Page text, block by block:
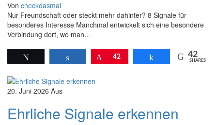
Von checkdasmal
Nur Freundschaft oder steckt mehr dahinter? 8 Signale für
besonderes Interesse Manchmal entwickelt sich eine besondere
Verbindung dort, wo man…
Pin
42 Teilen 42
SHARES
20. Juni 2026 Aus
Ehrliche Signale erkennen